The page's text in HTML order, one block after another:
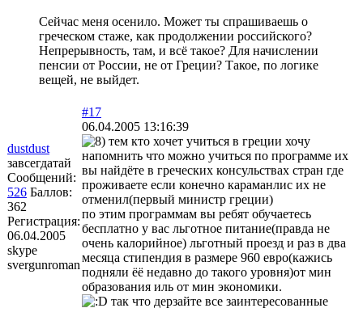
Сейчас меня осенило. Может ты спрашиваешь о
греческом стаже, как продолжении российского?
Непрерывность, там, и всё такое? Для начислении
пенсии от России, не от Греции? Такое, по логике
вещей, не выйдет.
dustdust
завсегдатай
Сообщений:
526 Баллов:
362
Регистрация:
06.04.2005
skype
svergunroman
#17
06.04.2005 13:16:39
тем кто хочет учиться в греции хочу
напомнить что можно учиться по программе их
вы найдёте в греческих консульствах стран где
проживаете если конечно караманлис их не
отменил(первый министр греции)
по этим программам вы ребят обучаетесь
бесплатно у вас льготное питание(правда не
очень калорийное) льготный проезд и раз в два
месяца стипендия в размере 960 евро(кажись
подняли ёё недавно до такого уровня)от мин
образования иль от мин экономики.
так что дерзайте все заинтересованные